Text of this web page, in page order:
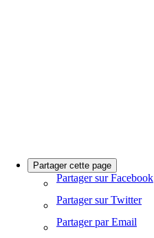
Partager cette page
Partager sur Facebook
Partager sur Twitter
Partager par Email